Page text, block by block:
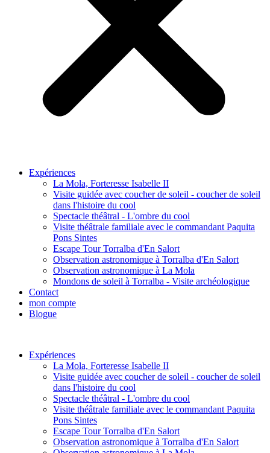
Expériences
La Mola, Forteresse Isabelle II
Visite guidée avec coucher de soleil - coucher de soleil
dans l'histoire du cool
Spectacle théâtral - L'ombre du cool
Visite théâtrale familiale avec le commandant Paquita
Pons Sintes
Escape Tour Torralba d'En Salort
Observation astronomique à Torralba d'En Salort
Observation astronomique à La Mola
Mondons de soleil à Torralba - Visite archéologique
Contact
mon compte
Blogue
Expériences
La Mola, Forteresse Isabelle II
Visite guidée avec coucher de soleil - coucher de soleil
dans l'histoire du cool
Spectacle théâtral - L'ombre du cool
Visite théâtrale familiale avec le commandant Paquita
Pons Sintes
Escape Tour Torralba d'En Salort
Observation astronomique à Torralba d'En Salort